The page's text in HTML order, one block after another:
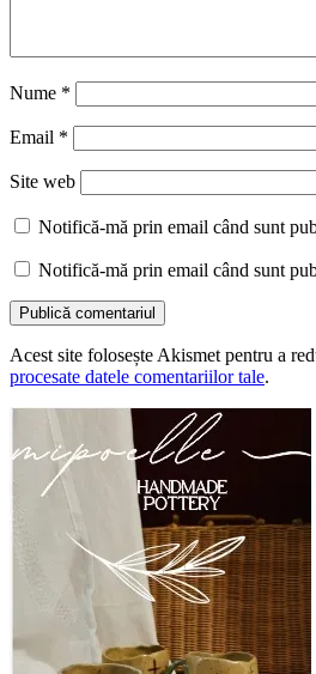
Nume *
Email *
Site web
Notifică-mă prin email când sunt
Notifică-mă prin email când sunt
Acest site folosește Akismet pentru a
procesate datele comentariilor tale.